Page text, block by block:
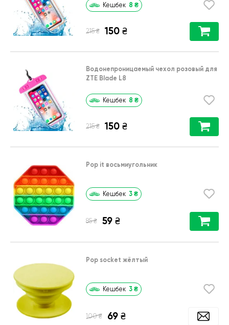
Кешбек 8 ₴
215 ₴ 150 ₴
Водонепроницаемый чехол розовый для
ZTE Blade L8
Кешбек 8 ₴
215 ₴ 150 ₴
Pop it восьмиугольник
Кешбек 3 ₴
85 ₴ 59 ₴
Pop socket жёлтый
Кешбек 3 ₴
100 ₴ 69 ₴